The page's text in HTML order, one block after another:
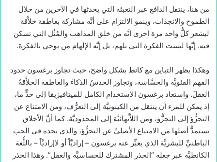
من هنا، ينتقل الدافع عبر التعبئة التي يحدثها في الآخرين من خلال
الطموح والانجذاب، وينمو الالتزام على أنَّه مشاركة بعاطفة خلاَّقة
ليشعر كلُّ واحد مرة أخرى أنَّه من خلق المذاهب والمُثُل التي تسكن
فيه. إنَّها ليست الفكرة التي تلهم، بل إنَّه الإلهام من يوحي بالفكرة.
وهكذا يظهر التباين مع كانط بشكل واضح، حيث تجاوز برغسون حدود
الفهم الفئويَّة والحسَّاسة، وتجاوز الحدسُ الذكاءَ والعاطفة الخلاَّقةُ
العقلَ. واستعاد برغسون الاستخدام الكامل للميتافيزيقا إلى حدٍّ ما،
إذ يمكن للمرء أن ينتقل من الكينونيَّة إلى التعرُّف، ومن الامتناع عن
التجزُّؤ إلى التجزُّؤ، ومن اللاَّنهائيَّة إلى المحدوديَّة. كما أنَّ الأخلاق
تستمدُّ أصلها من الامتناع الأصليِّ عن التجزُّؤ، والذي نجده في الحب
الباطنيِّ للبشريَّة الذي يعبِّر عنه برغسون – إراديَّاً أو لاإراديَّاً – باللُّغة
الكانطيَّة عبر جعله “الجذر المشترك للحساسيَّة والعقل”. وهذا الجذر